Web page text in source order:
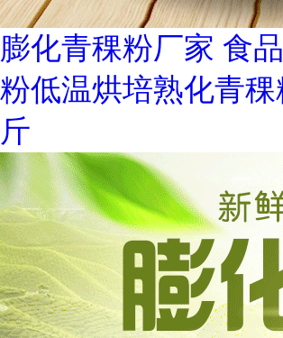
膨化青稞粉厂家 食
粉低温烘培熟化青
斤